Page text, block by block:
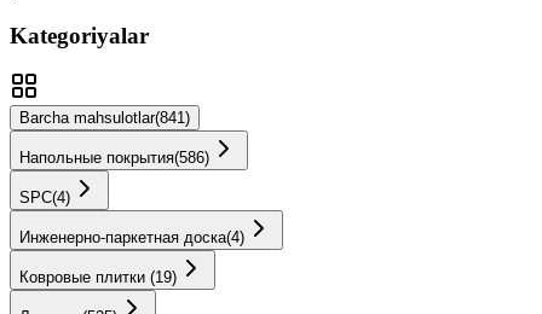
Kategoriyalar
Barcha mahsulotlar(841)
Напольные покрытия(586)
SPС(4)
Инженерно-паркетная доска(4)
Ковровые плитки (19)